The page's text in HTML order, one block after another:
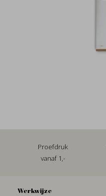
Proefdruk
vanaf 1,-
Werkwijze